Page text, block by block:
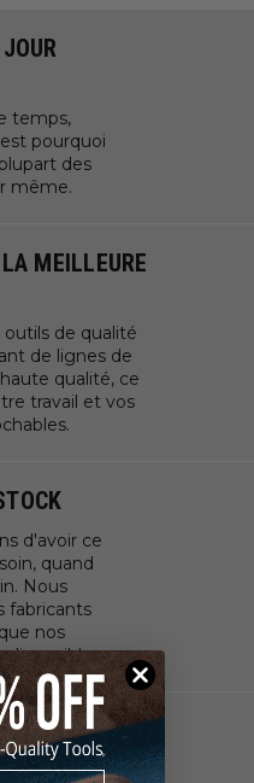
temps,
pourquoi
des
même.
MEILLEURE
de qualité
de lignes de
qualité, ce
travail et vos
d'avoir ce
quand
Nous
fabricants
nos